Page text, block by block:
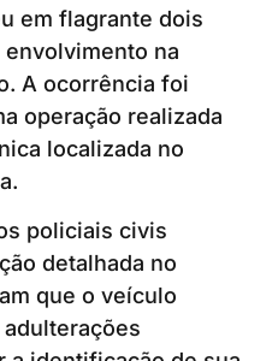
em flagrante dois
na
A ocorrência foi
operação realizada
localizada no
policiais civis
detalhada no
que o veículo